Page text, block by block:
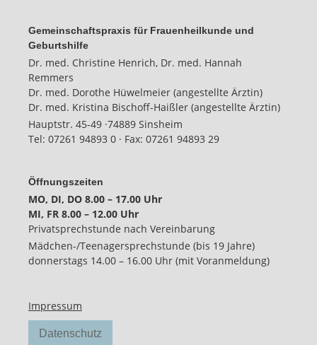
Gemeinschaftspraxis für Frauenheilkunde und
Geburtshilfe
Dr. med. Christine Henrich, Dr. med. Hannah
Remmers
Dr. med. Dorothe Hüwelmeier (angestellte Ärztin)
Dr. med. Kristina Bischoff-Haißler (angestellte Ärztin)
Hauptstr. 45-49 ·74889 Sinsheim
Tel: 07261 94893 0 · Fax: 07261 94893 29
Öffnungszeiten
MO, DI, DO 8.00 – 17.00 Uhr
MI, FR 8.00 – 12.00 Uhr
Privatsprechstunde nach Vereinbarung
Mädchen-/Teenagersprechstunde (bis 19 Jahre)
donnerstags 14.00 – 16.00 Uhr (mit Voranmeldung)
Impressum
Datenschutz